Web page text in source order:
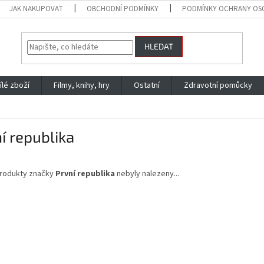
JAK NAKUPOVAT OBCHODNÍ PODMÍNKY PODMÍNKY OCHRANY
HLEDAT
zboží Filmy, knihy, hry Ostatní Zdravotní pomůcky
republika
značky První republika nebyly nalezeny...